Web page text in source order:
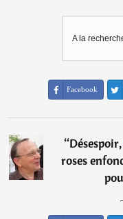
A la
Facebook
“Désespoir,
roses